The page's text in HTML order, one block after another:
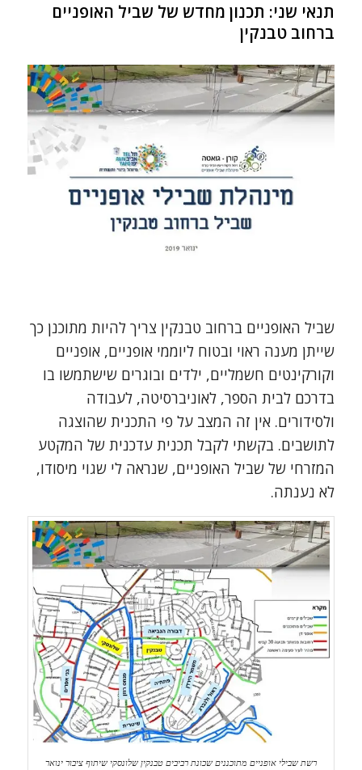
תנאי שני: תכנון מחדש של שביל האופניים
ברחוב טבנקין
שביל האופניים ברחוב טבנקין צריך להיות מתוכנן כך
שייתן מענה ראוי ובטוח ליוממי אופניים, אופניים
וקורקינטים חשמליים, ילדים ובוגרים שישתמשו בו
בדרכם לבית הספר, לאוניברסיטה, לעבודה
ולסידורים. אין זה המצב על פי התכנית שהוצגה
לתושבים. בקשתי לקבל תכנית עדכנית של המקטע
המזרחי של שביל האופניים, שנראה לי שגוי מיסודו,
לא נענתה.
רשת שבילי אופניים מתוכננים שכונת רביבים טבנקין שלונסקי שיתוף ציבור ינואר